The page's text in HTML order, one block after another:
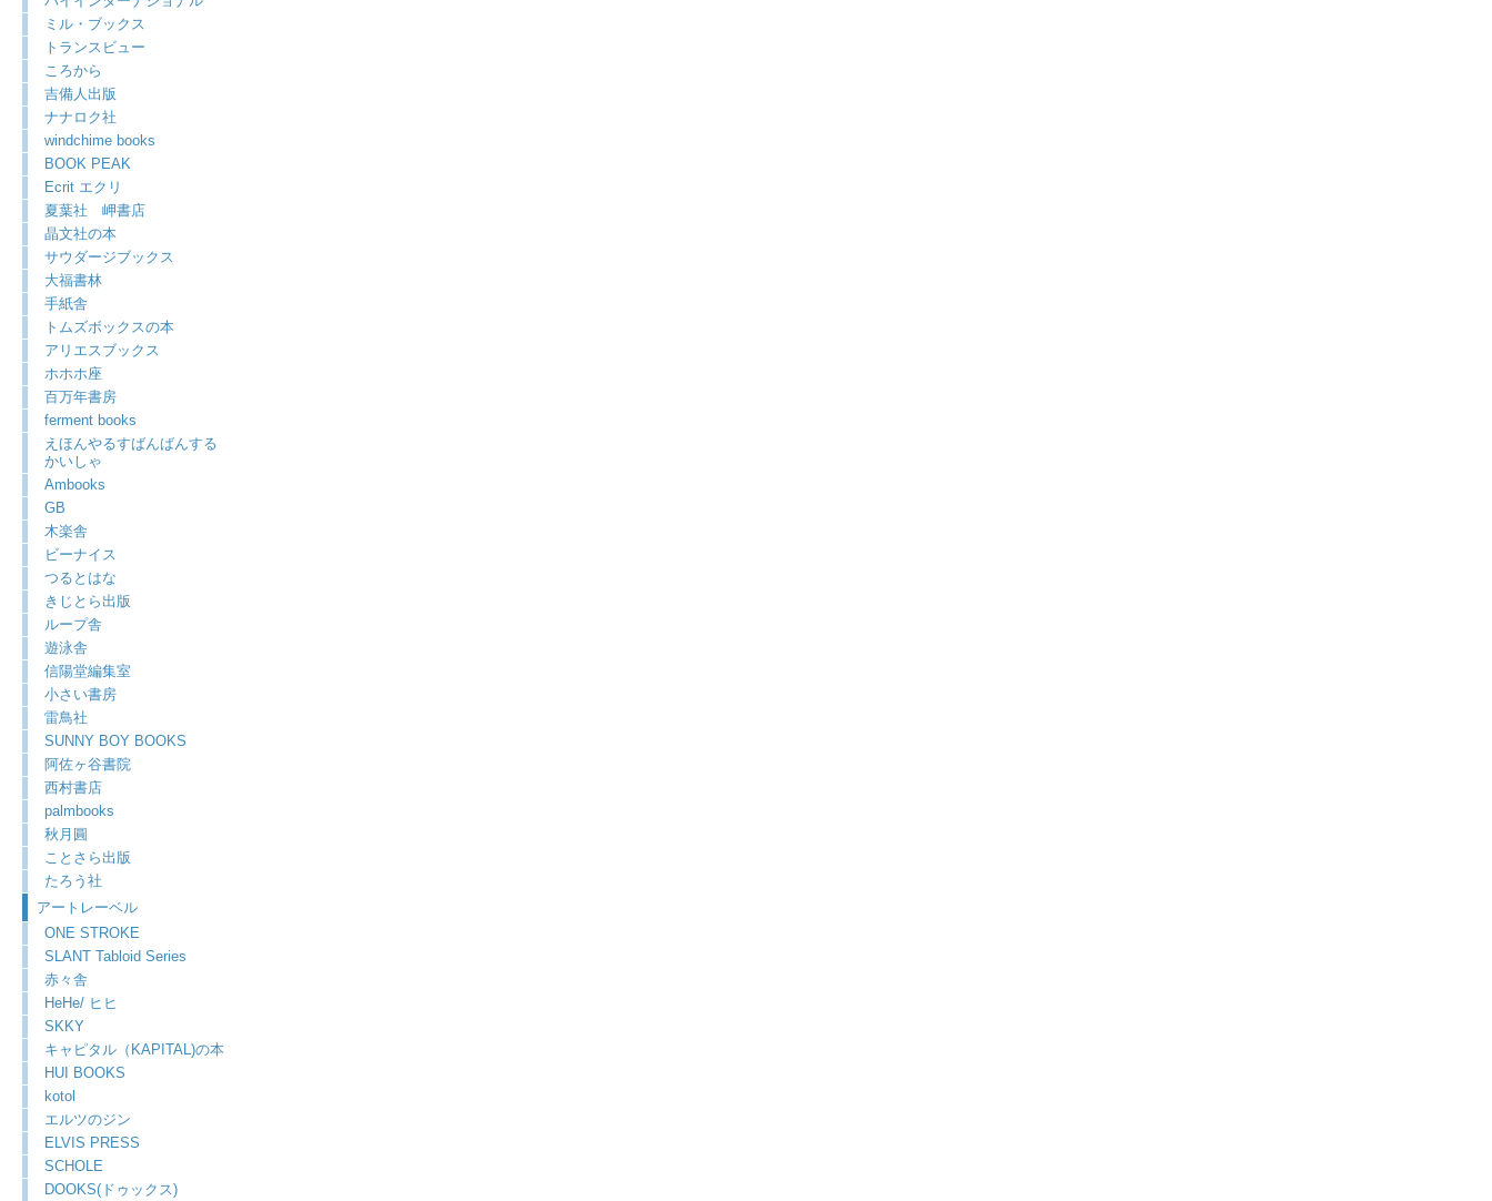
ミル・ブックス
トランスビュー
ころから
吉備人出版
ナナロク社
windchime books
BOOK PEAK
Ecrit エクリ
夏葉社 岬書店
晶文社の本
サウダージブックス
大福書林
手紙舎
トムズボックスの本
アリエスブックス
ホホホ座
百万年書房
ferment books
えほんやるすばんばんする
かいしゃ
Ambooks
GB
木楽舎
ビーナイス
つるとはな
きじとら出版
ループ舎
遊泳舎
信陽堂編集室
小さい書房
雷鳥社
SUNNY BOY BOOKS
阿佐ヶ谷書院
西村書店
palmbooks
秋月圓
ことさら出版
たろう社
アートレーベル
ONE STROKE
SLANT Tabloid Series
赤々舎
HeHe/ ヒヒ
SKKY
キャピタル（KAPITAL)の本
HUI BOOKS
kotol
エルツのジン
ELVIS PRESS
SCHOLE
DOOKS(ドゥックス)